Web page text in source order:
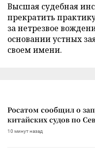
Высшая судебная
прекратить
за нетрезвое
основании устных
своем имени.
Росатом сообщил о
китайских судов по
10 минут назад